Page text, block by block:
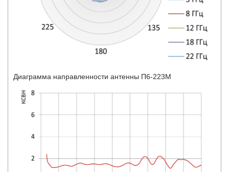
Диаграмма направленности антенны П6-223М